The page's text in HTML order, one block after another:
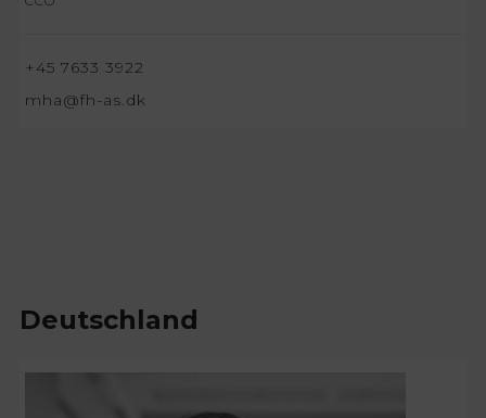
+45 7633 3922
mha@fh-as.dk
Deutschland